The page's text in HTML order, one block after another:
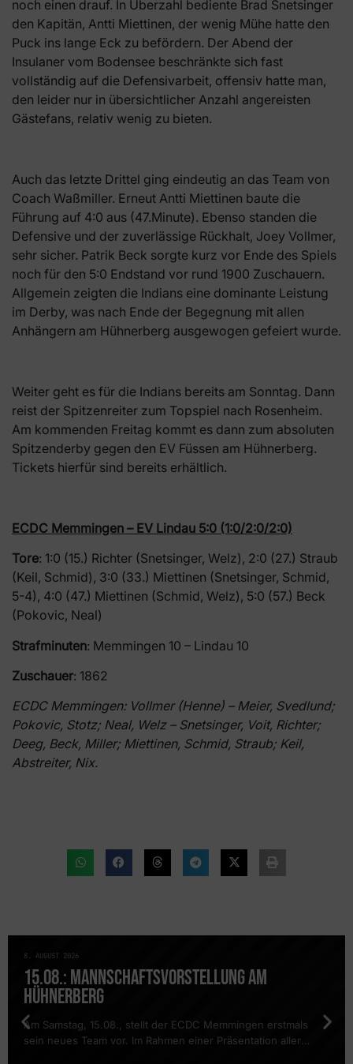
noch einen drauf. In Überzahl bediente Brad Snetsinger
den Kapitän, Antti Miettinen, der wenig Mühe hatte den
Puck ins lange Eck zu befördern. Der Abend der
Insulaner vom Bodensee beschränkte sich fast
vollständig auf die Defensivarbeit, offensiv hatte man,
den leider nur in übersichtlicher Anzahl angereisten
Gästefans, relativ wenig zu bieten.
Auch das letzte Drittel ging eindeutig an das Team von
Coach Waßmiller. Erneut Antti Miettinen baute die
Führung auf 4:0 aus (47.Minute). Ebenso standen die
Defensive und der zuverlässige Rückhalt, Joey Vollmer,
sehr sicher. Patrik Beck sorgte kurz vor Ende des Spiels
noch für den 5:0 Endstand vor rund 1900 Zuschauern.
Allgemein zeigten die Indians eine dominante Leistung
im Derby, was nach Ende der Begegnung mit allen
Anhängern am Hühnerberg ausgewogen gefeiert wurde.
Weiter geht es für die Indians bereits am Sonntag. Dann
reist der Spitzenreiter zum Topspiel nach Rosenheim.
Am kommenden Freitag kommt es dann zum absoluten
Spitzenderby gegen den EV Füssen am Hühnerberg.
Tickets hierfür sind bereits erhältlich.
ECDC Memmingen – EV Lindau 5:0 (1:0/2:0/2:0)
Tore: 1:0 (15.) Richter (Snetsinger, Welz), 2:0 (27.) Straub
(Keil, Schmid), 3:0 (33.) Miettinen (Snetsinger, Schmid,
5-4), 4:0 (47.) Miettinen (Schmid, Welz), 5:0 (57.) Beck
(Pokovic, Neal)
Strafminuten: Memmingen 10 – Lindau 10
Zuschauer: 1862
ECDC Memmingen: Vollmer (Henne) – Meier, Svedlund;
Pokovic, Stotz; Neal, Welz – Snetsinger, Voit, Richter;
Deeg, Beck, Miller; Miettinen, Schmid, Straub; Keil,
Abstreiter, Nix.
NEWS
8. AUGUST 2026
15.08.: MANNSCHAFTSVORSTELLUNG AM
HÜHNERBERG
Am Samstag, 15.08., stellt der ECDC Memmingen erstmals
sein neues Team vor. Im Rahmen einer Präsentation aller